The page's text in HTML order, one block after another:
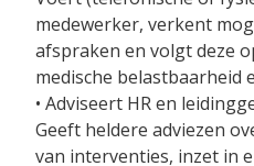
medewerker, verkent
afspraken en volgt deze
medische belastbaarheid
• Adviseert HR en
Geeft heldere adviezen
van interventies, inzet in